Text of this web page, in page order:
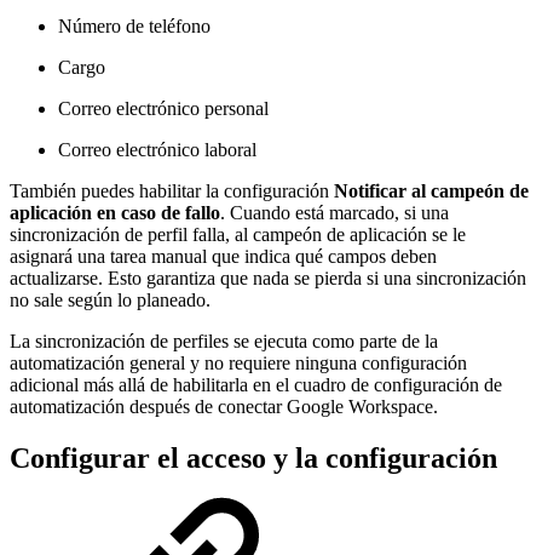
Número de teléfono
Cargo
Correo electrónico personal
Correo electrónico laboral
También puedes habilitar la configuración Notificar al campeón de
aplicación en caso de fallo. Cuando está marcado, si una
sincronización de perfil falla, al campeón de aplicación se le
asignará una tarea manual que indica qué campos deben
actualizarse. Esto garantiza que nada se pierda si una sincronización
no sale según lo planeado.
La sincronización de perfiles se ejecuta como parte de la
automatización general y no requiere ninguna configuración
adicional más allá de habilitarla en el cuadro de configuración de
automatización después de conectar Google Workspace.
Configurar el acceso y la configuración